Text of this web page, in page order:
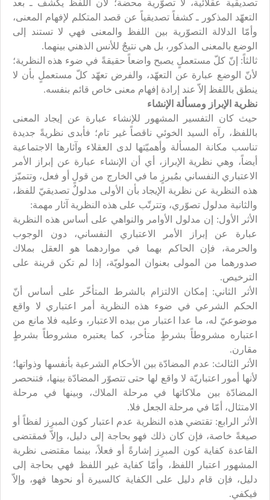
تصديقية عقلائية، لا تصوّرية محضة؛ لأن اللفظ يكشف ـ بعد
التعهّد المذكور ـ كشفاً تصديقياً عن قصد المتكلم لإفهام المعنى،
وأمّا الدلالة التصوّرية بين اللفظ والمعنى فهي لا تستند إلى
الوضع بالمعنى المذكور، بل هي نتيجٌ للأنس الذهني بينهما.
ثالثاً: إنّ كلّ مستعملٍ يصبح واضعاً حقيقةً في ضوء هذه النظرية؛
لأنّ الوضع عبارة عن التعهّد، والفرض تعهّد كلّ مستعملٍ بأن لا
ينطق باللفظ إلاّ عند إرادة إفهام معنى خاص قائم بنفسه.
نظرية الإبراز ومسألة الإنشاء
حيث كان التفسير المشهور للإنشاء عبارة عن إيجاد المعنى
باللفظ، رآه السيد الخوئي ناقصاً غير تام؛ فأبدى نظريةً جديدة
تناسب مكانة المسألة وأهميّتها لدى العقلاء وآثارها الاجتماعية
أيضاً، وهي نظرية الإبراز، أي أن الإنشاء عبارة عن إبراز الأمر
الاعتباري النفساني بمُبرزٍ ما في الخارج من قولٍ أو فعل، وتتميّز
هذه النظرية عن نظرية الإيجاد بأن الأولى مدلولٌ تصديقيّ للفظ،
والثانية مدلول تصوّري، وتترتّب على هذه النظرية آثار مهمة:
الأثر الأول: إن مدلول الأوامر والنواهي على أساس هذه النظرية
عبارة عن إبراز الأمر الاعتباري النفساني، دون الوجوب
والحرمة، فإن الحاكم بهما في مواردهما هو العقل بملاك
صدورهما من المولى بعنوان المولويّة، إذا لم تكن قرينة على
الترخيص.
الأثر الثاني: إمكان الالتزام بالشرط المتأخّر على أساس أنّ
الحكم الشرعي في ضوء هذه النظرية أمر اعتباري لا واقع
موضوعيّ له، ما عدا اعتبار من بيده الاعتبار، وعليه فلا مانع من
اعتباره مشروطاً بشرطٍ متأخر، كما يعتبره مشروطاً بشرطٍ
مقارن.
الأثر الثالث: عدم المضادّة بين الأحكام الشرعية بأنفسها وذواتها؛
لأنها أمور اعتباريّة لا واقع لها حتى تتصوّر المضادّة بينها، فتنحصر
المضادّة بين ملاكاتها في مرحلة الملاك، وبينها في مرحلة
الامتثال، أمّا في مرحلة الجعل فلا.
الأثر الرابع: تقتضي هذه النظرية عدم اعتبار كون المبرِز لفظاً أو
صيغةً خاصة، فإن كان ذلك فهو بحاجة إلى دليل، وإلاّ فمقتضى
القاعدة كفاية كون المبرِز إشارةً أو فعلاً، بينما مقتضى نظرية
المشهور اعتبار اللفظ، وأمّا كفاية غير اللفظ فهي بحاجة إلى
دليل، فإن قام دليل على الكفاية كالسيرة أو نحوها فهو، وإلاّ
فيكفي.